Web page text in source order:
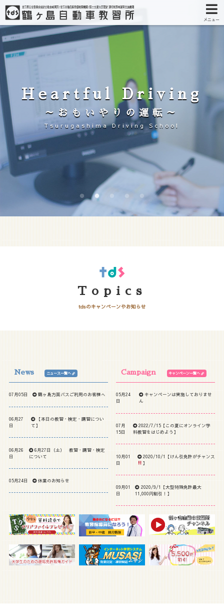
メニュー
Heartful Driving
～おもいやりの運転～
Tsurugashima Driving School
Topics
tdsのキャンペーンやお知らせ
News ニュース一覧へ
07月05日 鶴ヶ島方面バスご利用のお客様へ
06月27
日
【本日の教習・検定・講習につい
て】
06月26
日
6月27日（土） 教習・講習・検定
について
05月24日 休業のお知らせ
Campaign キャンペーン一覧へ
05月24
日
キャンペーンは実施しておりませ
ん
07月
15日
2022/7/15【この夏にオンライン学
科教習をはじめよう】
10月01
日
2020/10/1【けん引免許がチャンス
】
09月01
日
2020/9/1【大型特殊免許最大
11,000円割引！】